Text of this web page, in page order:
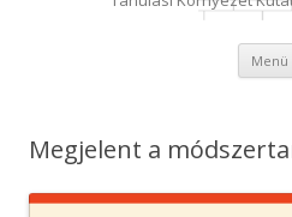
Menü
Megjelent a